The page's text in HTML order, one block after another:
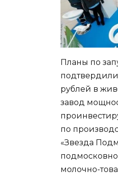
Планы по
рублей в
завод
по
«Звезда
молочно-